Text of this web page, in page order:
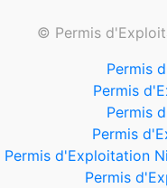
© Permis
Permis
Permis
Permis
Permis
Permis d'Exploitation
Permis